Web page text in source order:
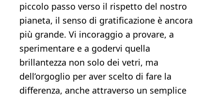
piccolo passo verso il rispetto del nostro
pianeta, il senso di gratificazione è ancora
più grande. Vi incoraggio a provare, a
sperimentare e a godervi quella
brillantezza non solo dei vetri, ma
dell’orgoglio per aver scelto di fare la
differenza, anche attraverso un semplice